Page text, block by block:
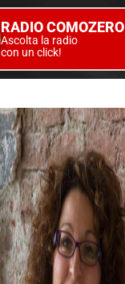
RADIO COMOZERO
Ascolta la radio
con un click!